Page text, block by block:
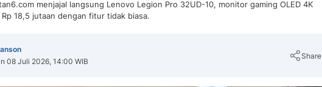
menjajal langsung Lenovo Legion Pro 32UD-10, monitor gaming OLED 4K
18,5 jutaan dengan fitur tidak biasa.
08 Juli 2026, 14:00 WIB
Share